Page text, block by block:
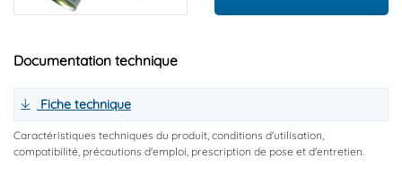
Documentation technique
Fiche technique
Caractéristiques techniques du produit, conditions d'utilisation,
compatibilité, précautions d'emploi, prescription de pose et d'entretien.